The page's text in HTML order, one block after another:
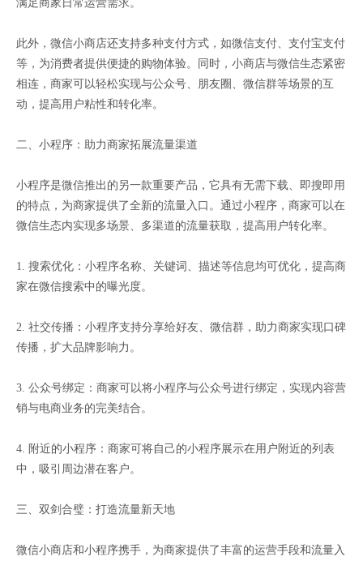
满足商家日常运营需求。
此外，微信小商店还支持多种支付方式，如微信支付、支付宝支付
等，为消费者提供便捷的购物体验。同时，小商店与微信生态紧密
相连，商家可以轻松实现与公众号、朋友圈、微信群等场景的互
动，提高用户粘性和转化率。
二、小程序：助力商家拓展流量渠道
小程序是微信推出的另一款重要产品，它具有无需下载、即搜即用
的特点，为商家提供了全新的流量入口。通过小程序，商家可以在
微信生态内实现多场景、多渠道的流量获取，提高用户转化率。
1. 搜索优化：小程序名称、关键词、描述等信息均可优化，提高商
家在微信搜索中的曝光度。
2. 社交传播：小程序支持分享给好友、微信群，助力商家实现口碑
传播，扩大品牌影响力。
3. 公众号绑定：商家可以将小程序与公众号进行绑定，实现内容营
销与电商业务的完美结合。
4. 附近的小程序：商家可将自己的小程序展示在用户附近的列表
中，吸引周边潜在客户。
三、双剑合璧：打造流量新天地
微信小商店和小程序携手，为商家提供了丰富的运营手段和流量入